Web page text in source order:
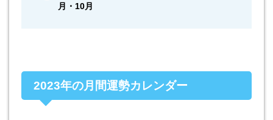
月・10月
2023年の月間運勢カレンダー